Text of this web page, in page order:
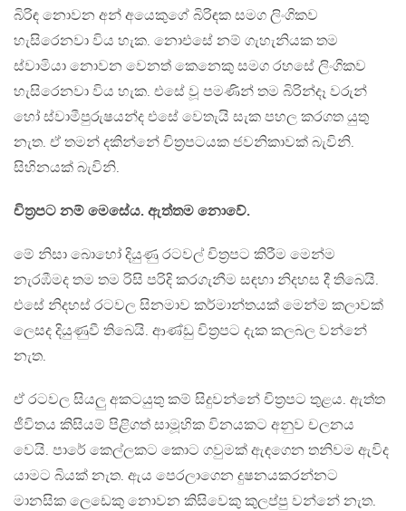
බිරිඳ නොවන අන් අයෙකුගේ බිරිඳක සමග ලිංගිකව
හැසිරෙනවා විය හැක. නොඑසේ නම් ගැහැනියක තම
ස්වාමියා නොවන වෙනත් කෙනෙකු සමග රහසේ ලිංගිකව
හැසිරෙනවා විය හැක. එසේ වූ පමණින් තම බිරින්දෑ වරුන්
හෝ ස්වාමීපුරුෂයන්ද එසේ වෙතැයි සැක පහල කරගත යුතු
නැත. ඒ තමන් දකින්නේ චිත්‍රපටයක ජවනිකාවක් බැවිනි.
සිහිනයක් බැවිනි.
චිත්‍රපට නම් මෙසේය. ඇත්තම නොවේ.
මේ නිසා බොහෝ දියුණු රටවල් චිත්‍රපට කිරීම මෙන්ම
නැරඹීමද තම තම රිසි පරිදි කරගැනීම සඳහා නිදහස දී තිබෙයි.
එසේ නිදහස් රටවල සිනමාව කර්මාන්තයක් මෙන්ම කලාවක්
ලෙසද දියුණුවී තිබෙයි. ආණ්ඩු චිත්‍රපට දැක කලබල වන්නේ
නැත.
ඒ රටවල සියලු අකටයුතු කම් සිදුවන්නේ චිත්‍රපට තුළය. ඇත්ත
ජීවිතය කිසියම් පිළිගත් සාමූහික විනයකට අනුව චලනය
වෙයි. පාරේ කෙල්ලකට කොට ගවුමක් ඇඳගෙන තනිවම ඇවිද
යාමට බියක් නැත. ඇය පෙරලාගෙන දුෂනයකරන්නට
මානසික ලෙඩෙකු නොවන කිසිවෙකු කුලප්පු වන්නේ නැත.